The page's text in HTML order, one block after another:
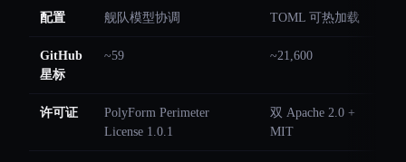
配置 舰队模型协调 TOML 可热加载
GitHub
星标
~59 ~21,600
许可证
PolyForm Perimeter
License 1.0.1
双 Apache 2.0 +
MIT